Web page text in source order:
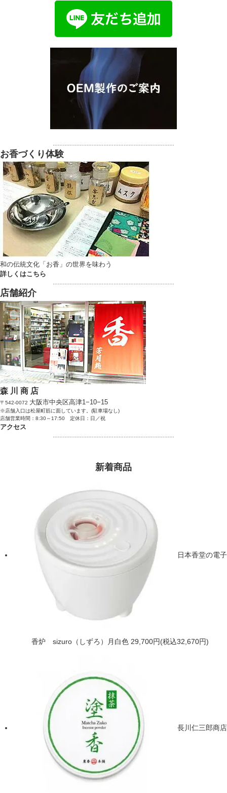
お香づくり体験
和の伝統文化「お香」の世界を味わう
詳しくはこちら
店舗紹介
森 川 商 店
〒542-0072 大阪市中央区高津1−10−15
※店舗入口は松屋町筋に面しています。(駐車場なし)
店舗営業時間：8:30～17:50 定休日：日／祝
アクセス
新着商品
日本香堂の電子
香炉 sizuro（しずろ）月白色 29,700円(税込32,670円)
長川仁三郎商店